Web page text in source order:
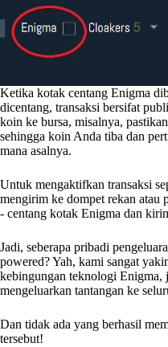
Ketika kotak centang Enigma
dicentang, transaksi bersifat
koin ke bursa, misalnya,
sehingga koin Anda tiba dan
mana asalnya.
Untuk mengaktifkan transaksi
mengirim ke dompet rekan atau
- centang kotak Enigma dan
Jadi, seberapa pribadi
powered? Yah, kami sangat
kebingungan teknologi Enigma,
mengeluarkan tantangan ke
Dan tidak ada yang berhasil
tersebut!